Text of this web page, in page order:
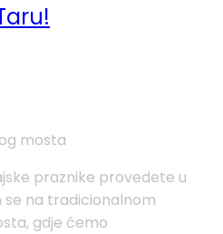
mosta
praznike provedete u
se na tradicionalnom
gdje ćemo